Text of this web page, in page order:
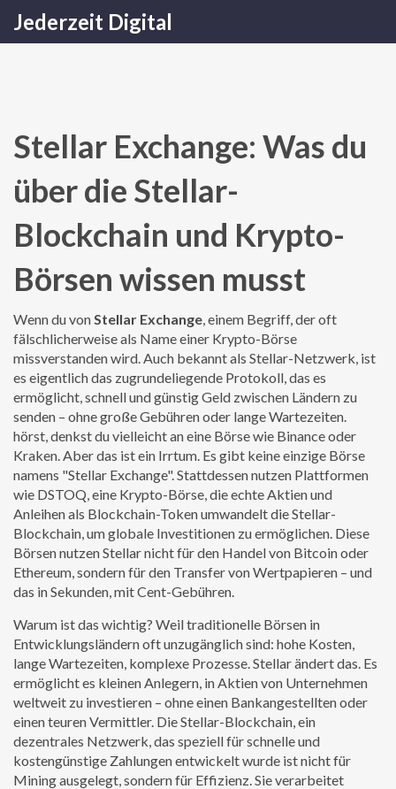
Jederzeit Digital
Stellar Exchange: Was du
über die Stellar-
Blockchain und Krypto-
Börsen wissen musst
Wenn du vonStellar Exchange,einem Begriff, der oft
fälschlicherweise als Name einer Krypto-Börse
missverstanden wird. Auch bekannt als Stellar-Netzwerk, ist
es eigentlich das zugrundeliegende Protokoll, das es
ermöglicht, schnell und günstig Geld zwischen Ländern zu
senden – ohne große Gebühren oder lange Wartezeiten.
hörst, denkst du vielleicht an eine Börse wie Binance oder
Kraken. Aber das ist ein Irrtum. Es gibt keine einzige Börse
namens "Stellar Exchange". Stattdessen nutzen Plattformen
wie DSTOQ,eine Krypto-Börse, die echte Aktien und
Anleihen als Blockchain-Token umwandeltdie Stellar-
Blockchain, um globale Investitionen zu ermöglichen. Diese
Börsen nutzen Stellar nicht für den Handel von Bitcoin oder
Ethereum, sondern für den Transfer von Wertpapieren – und
das in Sekunden, mit Cent-Gebühren.
Warum ist das wichtig? Weil traditionelle Börsen in
Entwicklungsländern oft unzugänglich sind: hohe Kosten,
lange Wartezeiten, komplexe Prozesse. Stellar ändert das. Es
ermöglicht es kleinen Anlegern, in Aktien von Unternehmen
weltweit zu investieren – ohne einen Bankangestellten oder
einen teuren Vermittler. DieStellar-Blockchain,ein
dezentrales Netzwerk, das speziell für schnelle und
kostengünstige Zahlungen entwickelt wurde ist nicht für
Mining ausgelegt, sondern für Effizienz. Sie verarbeitet